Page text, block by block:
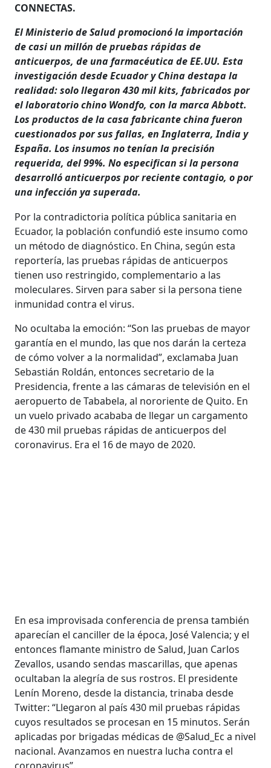
CONNECTAS.
El Ministerio de Salud promocionó la importación
de casi un millón de pruebas rápidas de
anticuerpos, de una farmacéutica de EE.UU. Esta
investigación desde Ecuador y China destapa la
realidad: solo llegaron 430 mil kits, fabricados por
el laboratorio chino Wondfo, con la marca Abbott.
Los productos de la casa fabricante china fueron
cuestionados por sus fallas, en Inglaterra, India y
España. Los insumos no tenían la precisión
requerida, del 99%. No especifican si la persona
desarrolló anticuerpos por reciente contagio, o por
una infección ya superada.
Por la contradictoria política pública sanitaria en
Ecuador, la población confundió este insumo como
un método de diagnóstico. En China, según esta
reportería, las pruebas rápidas de anticuerpos
tienen uso restringido, complementario a las
moleculares. Sirven para saber si la persona tiene
inmunidad contra el virus.
No ocultaba la emoción: “Son las pruebas de mayor
garantía en el mundo, las que nos darán la certeza
de cómo volver a la normalidad”, exclamaba Juan
Sebastián Roldán, entonces secretario de la
Presidencia, frente a las cámaras de televisión en el
aeropuerto de Tababela, al nororiente de Quito. En
un vuelo privado acababa de llegar un cargamento
de 430 mil pruebas rápidas de anticuerpos del
coronavirus. Era el 16 de mayo de 2020.
En esa improvisada conferencia de prensa también
aparecían el canciller de la época, José Valencia; y el
entonces flamante ministro de Salud, Juan Carlos
Zevallos, usando sendas mascarillas, que apenas
ocultaban la alegría de sus rostros. El presidente
Lenín Moreno, desde la distancia, trinaba desde
Twitter: “Llegaron al país 430 mil pruebas rápidas
cuyos resultados se procesan en 15 minutos. Serán
aplicadas por brigadas médicas de @Salud_Ec a nivel
nacional. Avanzamos en nuestra lucha contra el